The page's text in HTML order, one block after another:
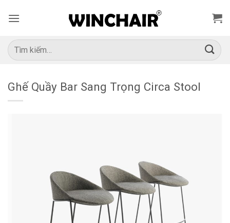
qua
dung
Tìm
kiếm:
Ghế Quầy Bar Sang Trọng Circa Stool